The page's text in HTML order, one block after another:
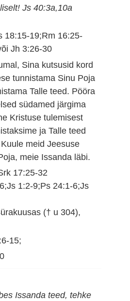
Js 40:3a,10a
18:15-19;Rm 16:25-
Jh 3:26-30
Sina kutsusid kord
tunnistama Sinu Poja
Talle teed. Pööra
südamed järgima
Kristuse tulemisest
ja Talle teed
meid Jeesuse
meie Issanda läbi.
17:25-32
1:2-9;Ps 24:1-6;Js
(† u 304),
15;
Issanda teed, tehke